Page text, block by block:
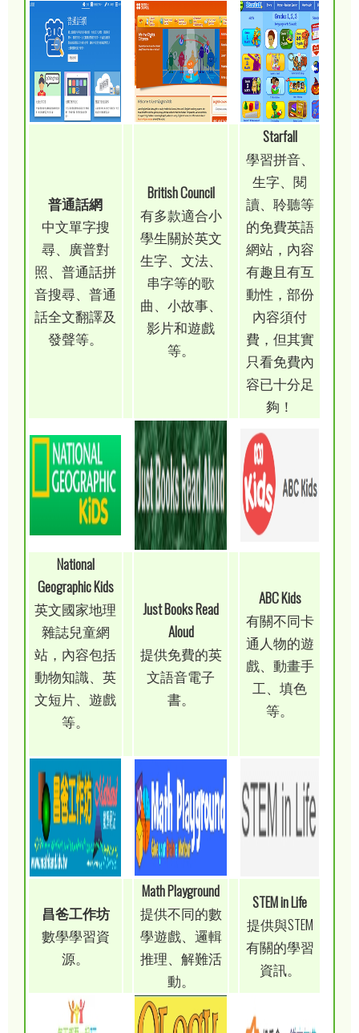
普通話網
中文單字搜
尋、廣普對
照、普通話拼
音搜尋、普通
話全文翻譯及
發聲等。
British Council
有多款適合小
學生關於英文
生字、文法、
串字等的歌
曲、小故事、
影片和遊戲
等。
Starfall
學習拼音、
生字、閱
讀、聆聽等
的免費英語
網站，內容
有趣且有互
動性，部份
內容須付
費，但其實
只看免費內
容已十分足
夠！
National
Geographic Kids
英文國家地理
雜誌兒童網
站，內容包括
動物知識、英
文短片、遊戲
等。
Just Books Read
Aloud
提供免費的英
文語音電子
書。
ABC Kids
有關不同卡
通人物的遊
戲、動畫手
工、填色
等。
昌爸工作坊
數學學習資
源。
Math Playground
提供不同的數
學遊戲、邏輯
推理、解難活
動。
STEM in Life
提供與STEM
有關的學習
資訊。